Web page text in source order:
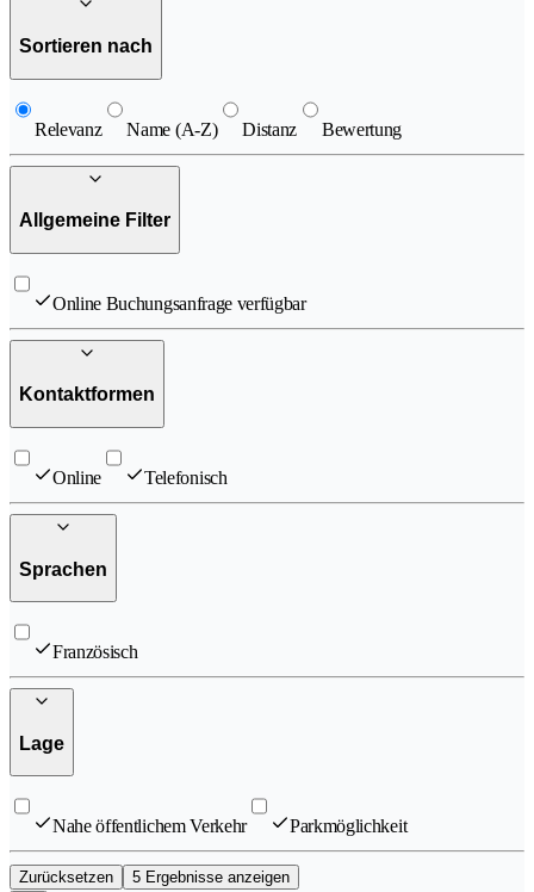
Sortieren nach
Relevanz Name (A-Z) Distanz Bewertung
Allgemeine Filter
Online Buchungsanfrage verfügbar
Kontaktformen
Online Telefonisch
Sprachen
Französisch
Lage
Nahe öffentlichem Verkehr Parkmöglichkeit
Zurücksetzen 5 Ergebnisse anzeigen